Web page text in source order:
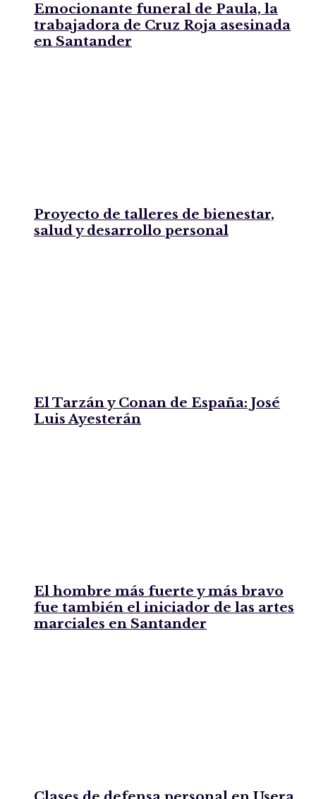
Emocionante funeral de Paula, la
trabajadora de Cruz Roja asesinada
en Santander
Proyecto de talleres de bienestar,
salud y desarrollo personal
El Tarzán y Conan de España: José
Luis Ayesterán
El hombre más fuerte y más bravo
fue también el iniciador de las artes
marciales en Santander